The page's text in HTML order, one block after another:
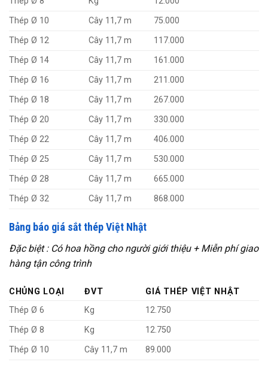
Thép Ø 10
Cây 11,7 m
75.000
Thép Ø 12
Cây 11,7 m
117.000
Thép Ø 14
Cây 11,7 m
161.000
Thép Ø 16
Cây 11,7 m
211.000
Thép Ø 18
Cây 11,7 m
267.000
Thép Ø 20
Cây 11,7 m
330.000
Thép Ø 22
Cây 11,7 m
406.000
Thép Ø 25
Cây 11,7 m
530.000
Thép Ø 28
Cây 11,7 m
665.000
Thép Ø 32
Cây 11,7 m 868.000
Bảng báo giá sắt thép Việt Nhật
Đặc biệt : Có hoa hồng cho người giới thiệu + Miễn phí giao
hàng tận công trình
CHỦNG LOẠI ĐVT
GIÁ THÉP VIỆT NHẬT
Thép Ø 6
Kg
12.750
Thép Ø 8
Kg
12.750
Thép Ø 10
Cây 11,7 m
89.000